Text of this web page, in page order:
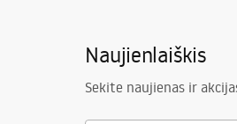
Naujienlaiškis
Sekite naujienas ir